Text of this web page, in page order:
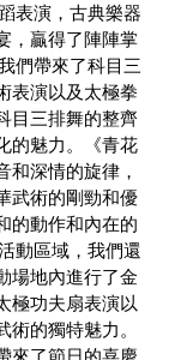
表演，古典樂器
，贏得了陣陣掌
們帶來了科目三
表演以及太極拳
目三排舞的整齊
的魅力。《青花
和深情的旋律，
武術的剛勁和優
的動作和內在的
動區域，我們還
場地內進行了金
極功夫扇表演以
的獨特魅力。
來了節日的喜慶